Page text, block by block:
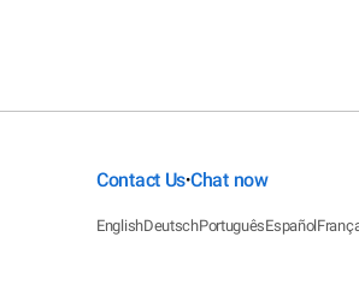
Contact Us•Chat now
EnglishDeutschPortuguêsEspañol